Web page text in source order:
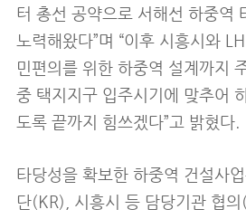
터 총선 공약으로 서해선 하중역
노력해왔다”며 “이후 시흥시와
민편의를 위한 하중역 설계까지
중 택지지구 입주시기에 맞추어
도록 끝까지 힘쓰겠다”고 밝혔다.
타당성을 확보한 하중역 건설사
단(KR), 시흥시 등 담당기관 협